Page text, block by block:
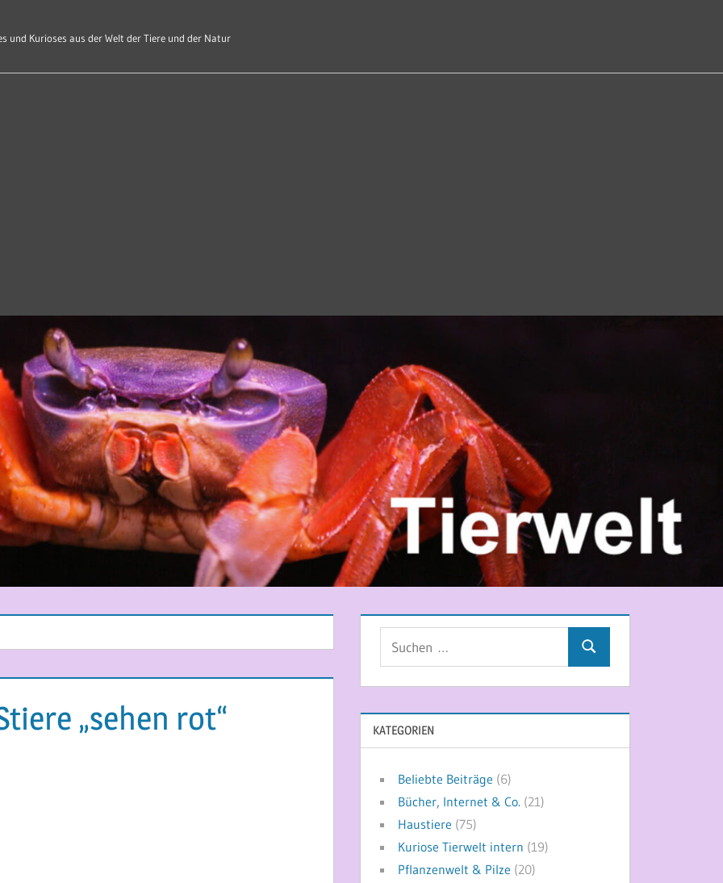
und Kurioses aus der Welt der Tiere und der Natur
„sehen rot“
Suchen
KATEGORIEN
Beliebte Beiträge (6)
Bücher, Internet & Co. (21)
Haustiere (75)
Kuriose Tierwelt intern (19)
Pflanzenwelt & Pilze (20)